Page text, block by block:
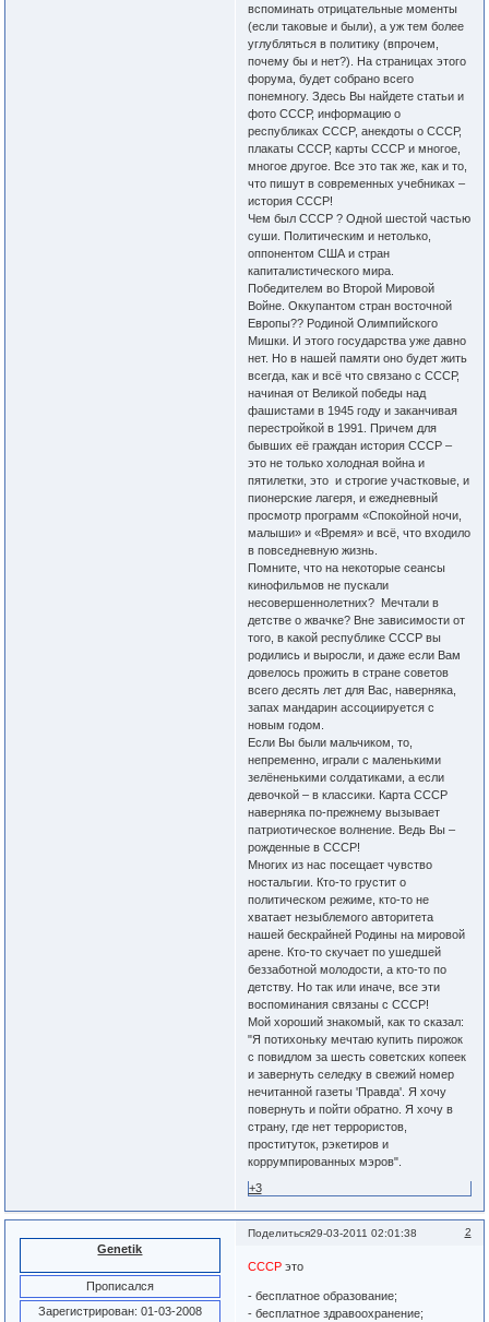
вспоминать отрицательные моменты
(если таковые и были), а уж тем более
углубляться в политику (впрочем,
почему бы и нет?). На страницах этого
форума, будет собрано всего
понемногу. Здесь Вы найдете статьи и
фото СССР, информацию о
республиках CCCP, анекдоты о СССР,
плакаты СССР, карты СССР и многое,
многое другое. Все это так же, как и то,
что пишут в современных учебниках –
история СССР!
Чем был СССР ? Одной шестой частью
суши. Политическим и нетолько,
оппонентом США и стран
капиталистического мира.
Победителем во Второй Мировой
Войне. Оккупантом стран восточной
Европы?? Родиной Олимпийского
Мишки. И этого государства уже давно
нет. Но в нашей памяти оно будет жить
всегда, как и всё что связано с СССР,
начиная от Великой победы над
фашистами в 1945 году и заканчивая
перестройкой в 1991. Причем для
бывших её граждан история СССР –
это не только холодная война и
пятилетки, это и строгие участковые, и
пионерские лагеря, и ежедневный
просмотр программ «Спокойной ночи,
малыши» и «Время» и всё, что входило
в повседневную жизнь.
Помните, что на некоторые сеансы
кинофильмов не пускали
несовершеннолетних? Мечтали в
детстве о жвачке? Вне зависимости от
того, в какой республике СССР вы
родились и выросли, и даже если Вам
довелось прожить в стране советов
всего десять лет для Вас, наверняка,
запах мандарин ассоциируется с
новым годом.
Если Вы были мальчиком, то,
непременно, играли с маленькими
зелёненькими солдатиками, а если
девочкой – в классики. Карта СССР
наверняка по-прежнему вызывает
патриотическое волнение. Ведь Вы –
рожденные в СССР!
Многих из нас посещает чувство
ностальгии. Кто-то грустит о
политическом режиме, кто-то не
хватает незыблемого авторитета
нашей бескрайней Родины на мировой
арене. Кто-то скучает по ушедшей
беззаботной молодости, а кто-то по
детству. Но так или иначе, все эти
воспоминания связаны с СССР!
Мой хороший знакомый, как то сказал:
"Я потихоньку мечтаю купить пирожок
с повидлом за шесть советских копеек
и завернуть селедку в свежий номер
нечитанной газеты 'Правда'. Я хочу
повернуть и пойти обратно. Я хочу в
страну, где нет террористов,
проституток, рэкетиров и
коррумпированных мэров".
+3
Поделиться 2
29-03-2011 02:01:38
Genetik
Прописался
Зарегистрирован: 01-03-2008
СССРэто
- бесплатное образование;
- бесплатное здравоохранение;